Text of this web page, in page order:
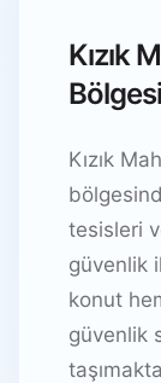
Kızık
Kızık
tesisleri
güvenlik
konut
güvenlik